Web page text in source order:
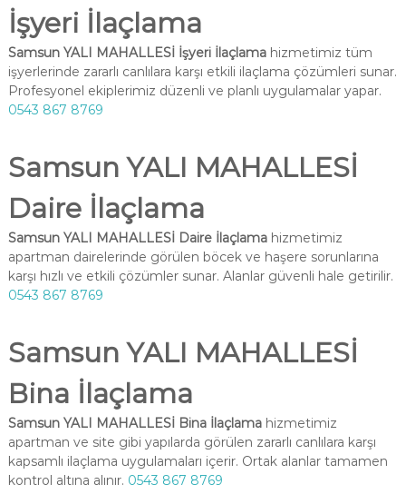
İşyeri İlaçlama
Samsun YALI MAHALLESİ İşyeri İlaçlamahizmetimiz tüm
işyerlerinde zararlı canlılara karşı etkili ilaçlama çözümleri sunar.
Profesyonel ekiplerimiz düzenli ve planlı uygulamalar yapar.
0543 867 8769
Samsun YALI MAHALLESİ
Daire İlaçlama
Samsun YALI MAHALLESİ Daire İlaçlamahizmetimiz
apartman dairelerinde görülen böcek ve haşere sorunlarına
karşı hızlı ve etkili çözümler sunar. Alanlar güvenli hale getirilir.
0543 867 8769
Samsun YALI MAHALLESİ
Bina İlaçlama
Samsun YALI MAHALLESİ Bina İlaçlamahizmetimiz
apartman ve site gibi yapılarda görülen zararlı canlılara karşı
kapsamlı ilaçlama uygulamaları içerir. Ortak alanlar tamamen
kontrol altına alınır. 0543 867 8769